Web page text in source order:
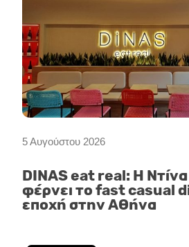
5 Αυγούστου 2026
DINAS eat real: Η
φέρνει το fast casual
εποχή στην Αθήνα